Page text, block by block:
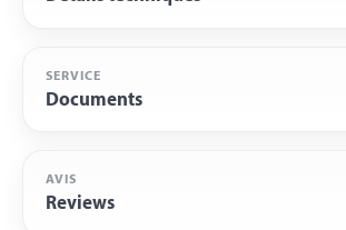
SERVICE
Documents
AVIS
Reviews